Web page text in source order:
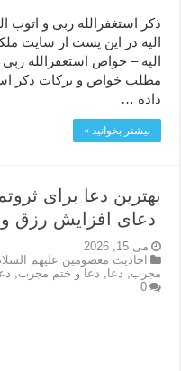
ذکر استغفرالله ربی و اتوب
الیه – خواص استغفرالله ربی
مطلب خواص و برکات ذکر
داده …
بیشتر بخوانید »
بهترین دعا برای
دعای افزایش رزق
می 15, 2026
احاديث معصومين عليهم
مجرب
دعا دعا و ختم مجرب
0